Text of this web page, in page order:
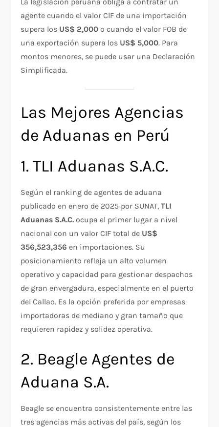
agente cuando el valor CIF de una importación
supera los US$ 2,000 o cuando el valor FOB de
una exportación supera los US$ 5,000. Para
montos menores, se puede usar una Declaración
Simplificada.
Las Mejores Agencias
de Aduanas en Perú
1. TLI Aduanas S.A.C.
Según el ranking de agentes de aduana
publicado en enero de 2025 por SUNAT,TLI
Aduanas S.A.C. ocupa el primer lugar a nivel
nacional con un valor CIF total de US$
356,523,356 en importaciones. Su
posicionamiento refleja un alto volumen
operativo y capacidad para gestionar despachos
de gran envergadura, especialmente en el puerto
del Callao. Es la opción preferida por empresas
importadoras de mediano y gran tamaño que
requieren rapidez y solidez operativa.
2. Beagle Agentes de
Aduana S.A.
Beagle se encuentra consistentemente entre las
tres agencias más activas del país, según los